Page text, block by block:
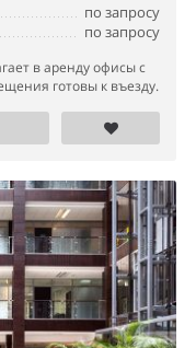
по запросу
по запросу
в аренду офисы с
готовы к въезду.